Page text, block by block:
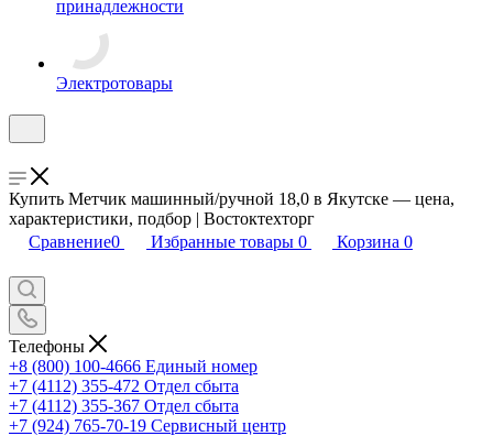
принадлежности
Электротовары
Купить Метчик машинный/ручной 18,0 в Якутске — цена,
характеристики, подбор | Востоктехторг
Сравнение0 Избранные товары 0 Корзина 0
Телефоны
+8 (800) 100-4666 Единый номер
+7 (4112) 355-472 Отдел сбыта
+7 (4112) 355-367 Отдел сбыта
+7 (924) 765-70-19 Сервисный центр